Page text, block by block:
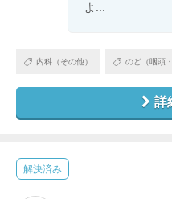
よ...
内科（その他） のど（咽頭
詳
解決済み